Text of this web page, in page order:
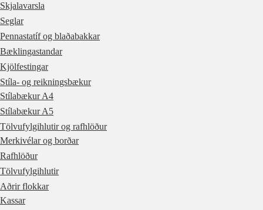
Skjalavarsla
Seglar
Pennastatíf og blaðabakkar
Bæklingastandar
Kjölfestingar
Stíla- og reikningsbækur
Stílabækur A4
Stílabækur A5
Tölvufylgihlutir og rafhlöður
Merkivélar og borðar
Rafhlöður
Tölvufylgihlutir
Aðrir flokkar
Kassar